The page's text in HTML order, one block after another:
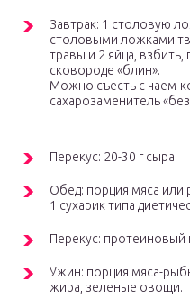
Завтрак: 1 столовую
столовыми ложками
травы и 2 яйца,
сковороде «блин».
Можно съесть с чаем-
сахарозаменитель
Перекус: 20-30 г сыра
Обед: порция мяса
1 сухарик типа
Перекус: протеиновый
Ужин: порция мяса-
жира, зеленые овощи.